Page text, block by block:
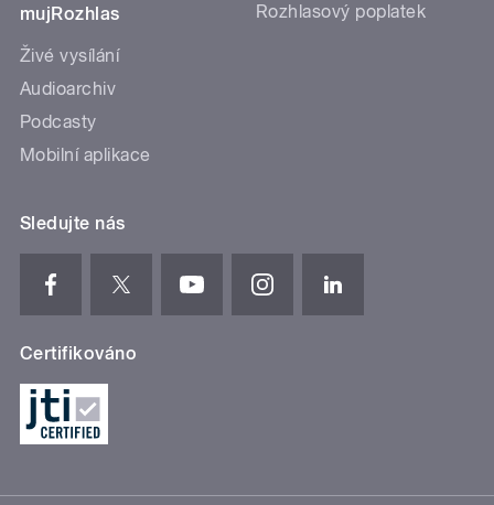
mujRozhlas
Živé vysílání
Audioarchiv
Podcasty
Mobilní aplikace
Rozhlasový poplatek
Sledujte nás
Certifikováno